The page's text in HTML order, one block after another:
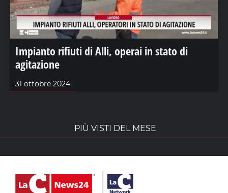
Impianto rifiuti di Alli, operai in stato di
agitazione
31 ottobre 2024
PIÙ VISTI DEL MESE